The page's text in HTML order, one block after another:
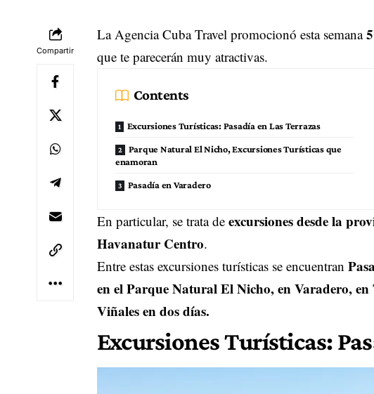
Compartir
La Agencia Cuba Travel promocionó esta semana
que te parecerán muy atractivas.
Contents
Excursiones Turísticas: Pasadía en Las Terrazas
Parque Natural El Nicho, Excursiones Turísticas que
enamoran
Pasadía en Varadero
En particular, se trata de excursionesdesde la
Havanatur Centro.
Entre estas excursiones turísticas se encuentran
en el Parque Natural El Nicho, en Varadero,
Viñales en dos días.
Excursiones Turísticas: